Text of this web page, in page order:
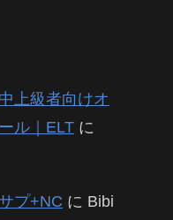
上級者向けオ
ル｜ELT に
プ+NC に Bibi